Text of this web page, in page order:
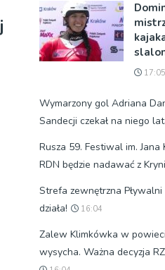
17:05
Wymarzony gol Adriana
Sandecji czekał na niego
Rusza 59. Festiwal im. Jana
RDN będzie nadawać z
Strefa zewnętrzna
działa!
16:04
Zalew Klimkówka w
wysycha. Ważna decyzja